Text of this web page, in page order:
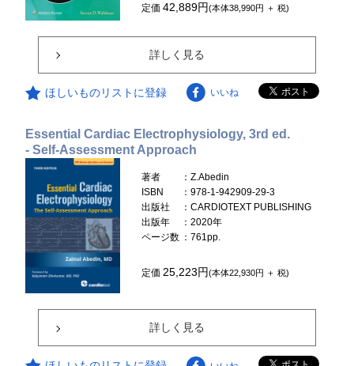
定価42,889円(本体38,990円 ＋ 税)
詳しく見る
ほしいものリストに登録 いいね
Essential Cardiac Electrophysiology, 3rd ed.
- Self-Assessment Approach
著者
：Z.Abedin
ISBN
：978-1-942909-29-3
出版社
：CARDIOTEXT PUBLISHING
出版年
：2020年
ページ数 ：761pp.
定価 25,223円(本体22,930円 ＋ 税)
詳しく見る